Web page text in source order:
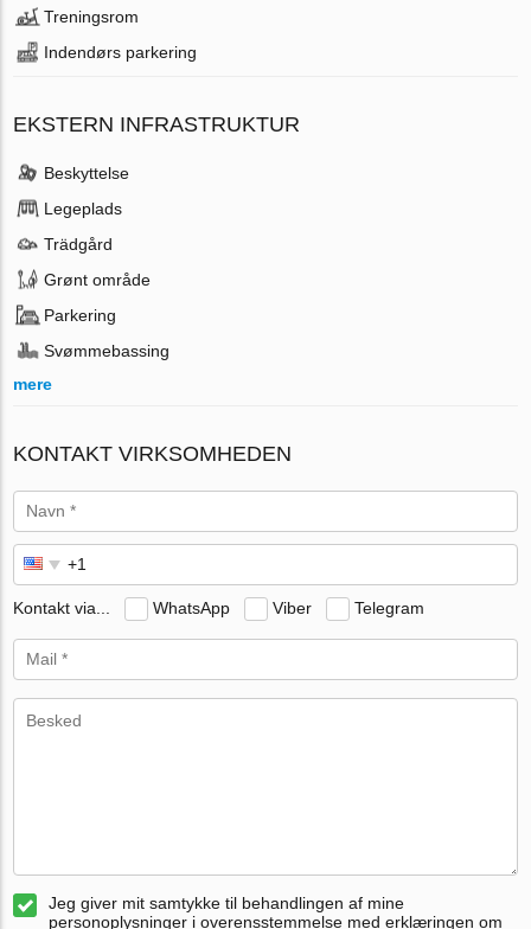
Treningsrom
Indendørs parkering
EKSTERN INFRASTRUKTUR
Beskyttelse
Legeplads
Trädgård
Grønt område
Parkering
Svømmebassing
mere
KONTAKT VIRKSOMHEDEN
Kontakt via... WhatsApp Viber Telegram
Jeg giver mit samtykke til behandlingen af mine
personoplysninger i overensstemmelse med erklæringen om